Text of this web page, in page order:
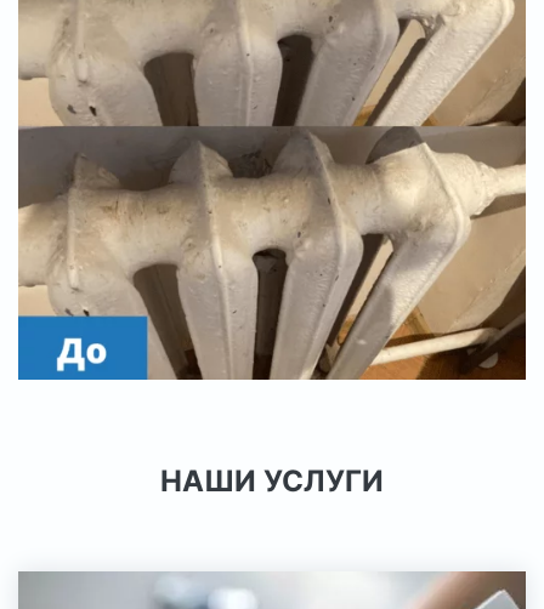
НАШИ УСЛУГИ